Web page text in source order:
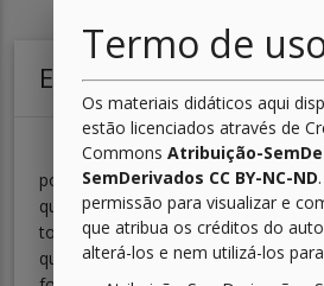
Termo de
Os materiais didáticos aqui
estão licenciados através de
Commons Atribuição-
SemDerivados CC BY-NC-ND
permissão para visualizar e
que atribua os créditos do
alterá-los e nem utilizá-los
Estruturas de Dados
Você deve ter reparado que
possui uma solução trivial. E se
que permitisse armazenar vários
tornaria a solução mais fácil?
que armazena vários valores ao